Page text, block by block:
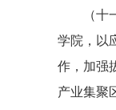
（
学院，以
作，加强
产业集聚